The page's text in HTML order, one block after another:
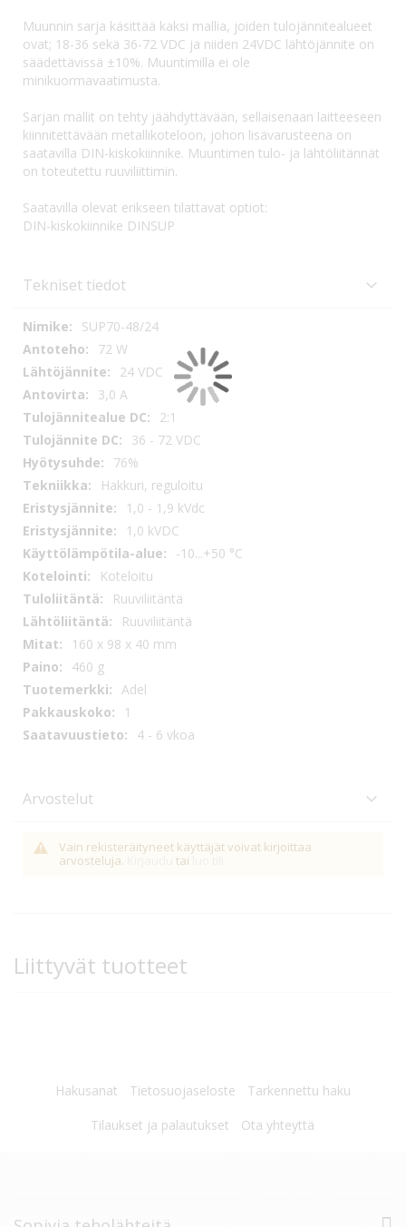
Muunnin sarja käsittää kaksi mallia, joiden tulojännitealueet
ovat; 18-36 sekä 36-72 VDC ja niiden 24VDC lähtöjännite on
säädettävissä ±10%. Muuntimilla ei ole
minikuormavaatimusta.
Sarjan mallit on tehty jäähdyttävään, sellaisenaan laitteeseen
kiinnitettävään metallikoteloon, johon lisävarusteena on
saatavilla DIN-kiskokiinnike. Muuntimen tulo- ja lähtöliitännät
on toteutettu ruuviliittimin.
Saatavilla olevat erikseen tilattavat optiot:
DIN-kiskokiinnike DINSUP
Tekniset tiedot
Tekniset
tiedot
SUP70-48/24
72 W
24 VDC
3,0 A
2:1
36 - 72 VDC
76%
Hakkuri, reguloitu
1,0 - 1,9 kVdc
1,0 kVDC
-10...+50 °C
Koteloitu
Ruuviliitäntä
Ruuviliitäntä
160 x 98 x 40 mm
460 g
Adel
1
4 - 6 vkoa
Arvostelut
Vain rekisteräityneet käyttäjät voivat kirjoittaa
arvosteluja.
tai
Liittyvät tuotteet
Hakusanat Tietosuojaseloste
Tarkennettu haku
Tilaukset ja palautukset
Ota yhteyttä